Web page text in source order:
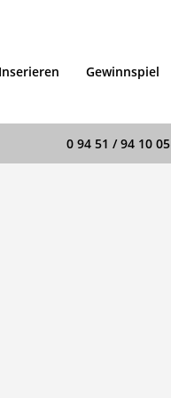
Inserieren Gewinnspiel
0 94 51 / 94 10 05